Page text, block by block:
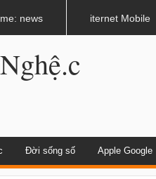
Đời sống số Apple Google
news iternet Mobile